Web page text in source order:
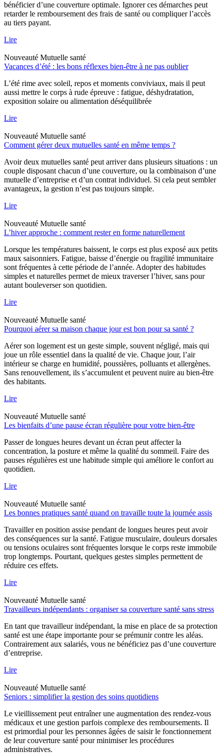
bénéficier d’une couverture optimale. Ignorer ces démarches peut
retarder le remboursement des frais de santé ou compliquer l’accès
au tiers payant.
Lire
Nouveauté Mutuelle santé
Vacances d’été : les bons réflexes bien-être à ne pas oublier
L’été rime avec soleil, repos et moments conviviaux, mais il peut
aussi mettre le corps à rude épreuve : fatigue, déshydratation,
exposition solaire ou alimentation déséquilibrée
Lire
Nouveauté Mutuelle santé
Comment gérer deux mutuelles santé en même temps ?
Avoir deux mutuelles santé peut arriver dans plusieurs situations : un
couple disposant chacun d’une couverture, ou la combinaison d’une
mutuelle d’entreprise et d’un contrat individuel. Si cela peut sembler
avantageux, la gestion n’est pas toujours simple.
Lire
Nouveauté Mutuelle santé
L’hiver approche : comment rester en forme naturellement
Lorsque les températures baissent, le corps est plus exposé aux petits
maux saisonniers. Fatigue, baisse d’énergie ou fragilité immunitaire
sont fréquentes à cette période de l’année. Adopter des habitudes
simples et naturelles permet de mieux traverser l’hiver, sans pour
autant bouleverser son quotidien.
Lire
Nouveauté Mutuelle santé
Pourquoi aérer sa maison chaque jour est bon pour sa santé ?
Aérer son logement est un geste simple, souvent négligé, mais qui
joue un rôle essentiel dans la qualité de vie. Chaque jour, l’air
intérieur se charge en humidité, poussières, polluants et allergènes.
Sans renouvellement, ils s’accumulent et peuvent nuire au bien-être
des habitants.
Lire
Nouveauté Mutuelle santé
Les bienfaits d’une pause écran régulière pour votre bien-être
Passer de longues heures devant un écran peut affecter la
concentration, la posture et même la qualité du sommeil. Faire des
pauses régulières est une habitude simple qui améliore le confort au
quotidien.
Lire
Nouveauté Mutuelle santé
Les bonnes pratiques santé quand on travaille toute la journée assis
Travailler en position assise pendant de longues heures peut avoir
des conséquences sur la santé. Fatigue musculaire, douleurs dorsales
ou tensions oculaires sont fréquentes lorsque le corps reste immobile
trop longtemps. Pourtant, quelques gestes simples permettent de
réduire ces effets.
Lire
Nouveauté Mutuelle santé
Travailleurs indépendants : organiser sa couverture santé sans stress
En tant que travailleur indépendant, la mise en place de sa protection
santé est une étape importante pour se prémunir contre les aléas.
Contrairement aux salariés, vous ne bénéficiez pas d’une couverture
d’entreprise.
Lire
Nouveauté Mutuelle santé
Seniors : simplifier la gestion des soins quotidiens
Le vieillissement peut entraîner une augmentation des rendez-vous
médicaux et une gestion parfois complexe des remboursements. Il
est primordial pour les personnes âgées de saisir le fonctionnement
de leur couverture santé pour minimiser les procédures
administratives.